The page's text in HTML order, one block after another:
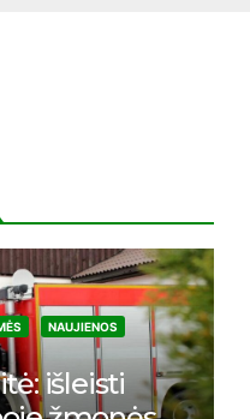
NAUJIENOS
išleisti